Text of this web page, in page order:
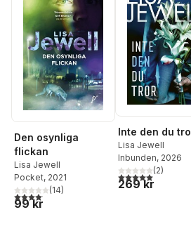
Den osynliga
flickan
Lisa Jewell
Pocket, 2021
4,1utav 5 stjärnor. Totalt antal röster:
(14)
99 kr
Inte den du
Lisa Jewell
Inbunden, 2026
5,0utav 5(2)
269 kr